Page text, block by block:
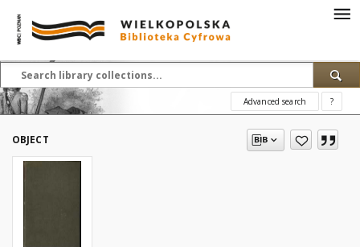
Advanced search ?
OBJECT